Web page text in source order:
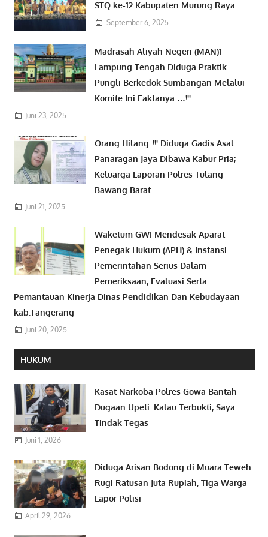
STQ ke-12 Kabupaten Murung Raya
September 6, 2025
Madrasah Aliyah Negeri (MAN)1
Lampung Tengah Diduga Praktik
Pungli Berkedok Sumbangan Melalui
Komite Ini Faktanya …!!!
Juni 23, 2025
Orang Hilang..!!! Diduga Gadis Asal
Panaragan Jaya Dibawa Kabur Pria;
Keluarga Laporan Polres Tulang
Bawang Barat
Juni 21, 2025
Waketum GWI Mendesak Aparat
Penegak Hukum (APH) & Instansi
Pemerintahan Serius Dalam
Pemeriksaan, Evaluasi Serta
Pemantauan Kinerja Dinas Pendidikan Dan Kebudayaan
kab.Tangerang
Juni 20, 2025
HUKUM
Kasat Narkoba Polres Gowa Bantah
Dugaan Upeti: Kalau Terbukti, Saya
Tindak Tegas
Juni 1, 2026
Diduga Arisan Bodong di Muara Teweh
Rugi Ratusan Juta Rupiah, Tiga Warga
Lapor Polisi
April 29, 2026